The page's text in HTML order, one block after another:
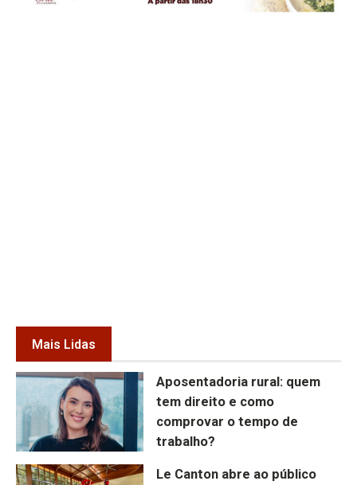
Mais Lidas
Aposentadoria rural: quem
tem direito e como
comprovar o tempo de
trabalho?
Le Canton abre ao público